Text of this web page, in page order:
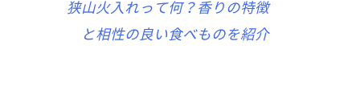
狭山火入れって何？香りの特徴
と相性の良い食べものを紹介